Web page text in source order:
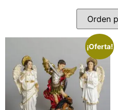
¡Oferta!